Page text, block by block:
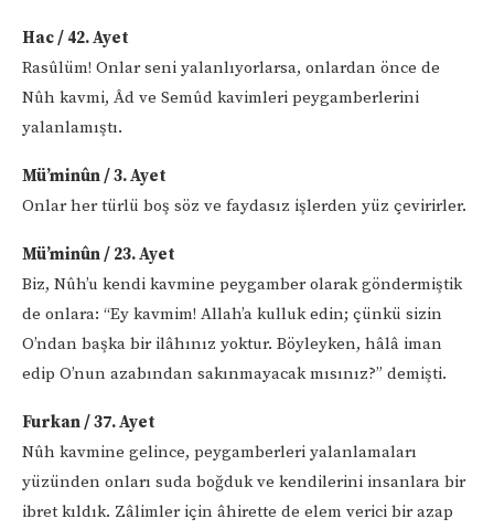
Hac / 42. Ayet
Rasûlüm! Onlar seni yalanlıyorlarsa, onlardan önce de
Nûh kavmi, Âd ve Semûd kavimleri peygamberlerini
yalanlamıştı.
Mü’minûn / 3. Ayet
Onlar her türlü boş söz ve faydasız işlerden yüz çevirirler.
Mü’minûn / 23. Ayet
Biz, Nûh’u kendi kavmine peygamber olarak göndermiştik
de onlara: “Ey kavmim! Allah’a kulluk edin; çünkü sizin
O’ndan başka bir ilâhınız yoktur. Böyleyken, hâlâ iman
edip O’nun azabından sakınmayacak mısınız?” demişti.
Furkan / 37. Ayet
Nûh kavmine gelince, peygamberleri yalanlamaları
yüzünden onları suda boğduk ve kendilerini insanlara bir
ibret kıldık. Zâlimler için âhirette de elem verici bir azap